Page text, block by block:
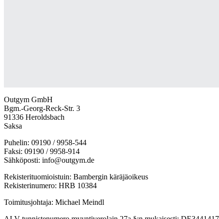
Outgym GmbH
Bgm.-Georg-Reck-Str. 3
91336 Heroldsbach
Saksa
Puhelin: 09190 / 9958-544
Faksi: 09190 / 9958-914
Sähköposti: info@outgym.de
Rekisterituomioistuin: Bambergin käräjäoikeus
Rekisterinumero: HRB 10384
Toimitusjohtaja: Michael Meindl